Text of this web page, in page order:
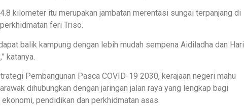
kilometer itu merupakan jambatan merentasi sungai terpanjang di
feri Triso.
balik kampung dengan lebih mudah sempena Aidiladha dan Hari
katanya.
Pembangunan Pasca COVID-19 2030, kerajaan negeri mahu
dihubungkan dengan jaringan jalan raya yang lengkap bagi
pendidikan dan perkhidmatan asas.